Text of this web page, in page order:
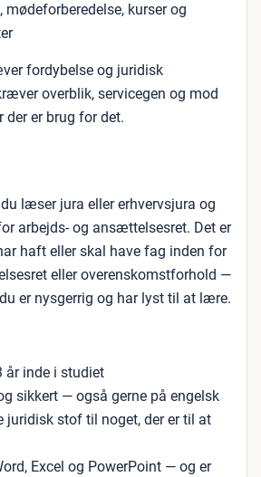
mødeforberedelse, kurser og
fordybelse og juridisk
overblik, servicegen og mod
der er brug for det.
læser jura eller erhvervsjura og
arbejds- og ansættelsesret. Det er
haft eller skal have fag inden for
eller overenskomstforhold —
er nysgerrig og har lyst til at lære.
år inde i studiet
sikkert — også gerne på engelsk
stof til noget, der er til at
Excel og PowerPoint — og er